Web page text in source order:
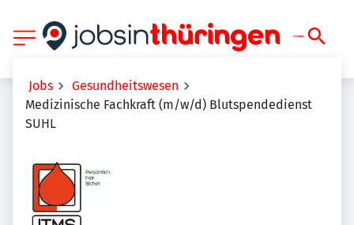
Jobs
Gesundheitswesen
Medizinische Fachkraft (m/w/d) Blutspendedienst
SUHL